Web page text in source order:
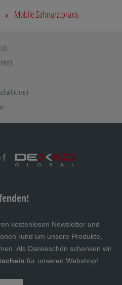
Mobile Zahnarztpraxis
kostenlosen Newsletter und
rund um unsere Produkte,
Als Dankeschön schenken wir
für unseren Webshop!